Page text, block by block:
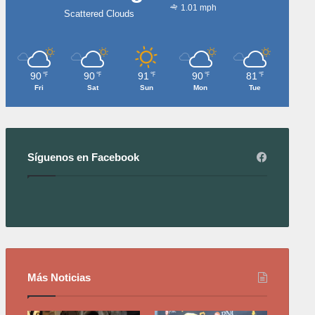
Scattered Clouds
1.01 mph
90 ℉
Fri
90 ℉
Sat
91 ℉
Sun
90 ℉
Mon
81 ℉
Tue
Síguenos en Facebook
Más Noticias